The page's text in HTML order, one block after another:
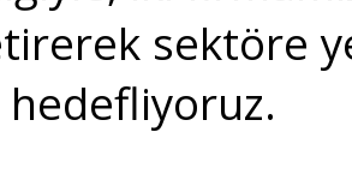
sektöre
hedefliyoruz.